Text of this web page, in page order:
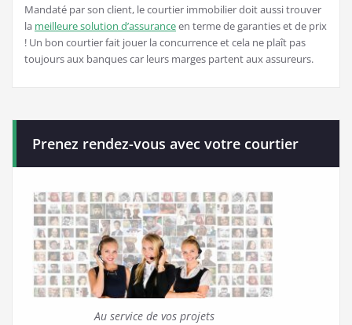
Mandaté par son client, le courtier immobilier doit aussi trouver
la meilleure solution d’assuranceen terme de garanties et de prix
! Un bon courtier fait jouer la concurrence et cela ne plaît pas
toujours aux banques car leurs marges partent aux assureurs.
Prenez rendez-vous avec votre courtier
Au service de vos projets